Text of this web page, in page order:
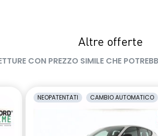
linea con Lane Keep
luminosa
con
manuale
Retrovisori esterni
carrozzeria
Microcloud verde e
Sensori parcheggio
posteriori
Altre offerte
CON PREZZO SIMILE CHE
NEOPATENTATI CAMBIO AUTOMATICO